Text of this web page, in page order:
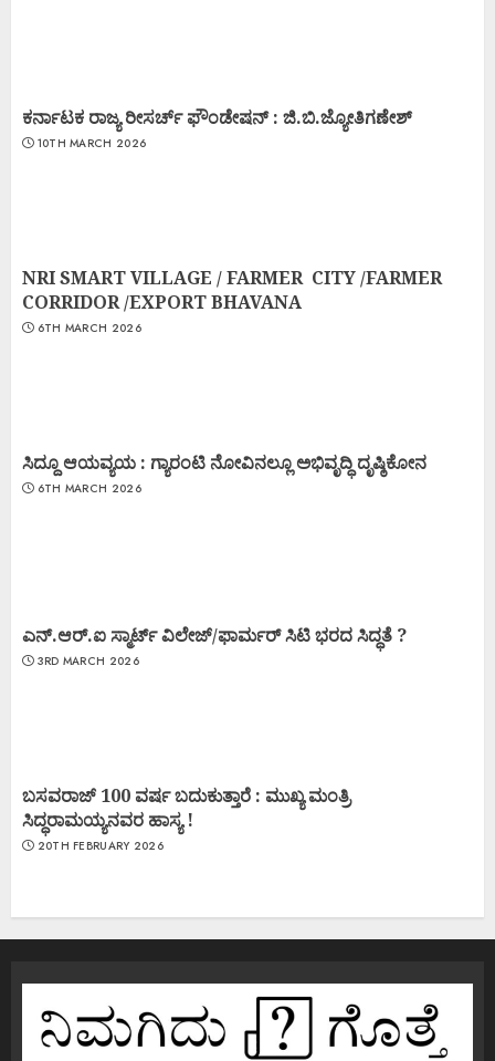
ಕರ್ನಾಟಕ ರಾಜ್ಯ ರೀಸರ್ಚ್ ಫೌಂಡೇಷನ್ : ಜಿ.ಬಿ.ಜ್ಯೋತಿಗಣೇಶ್
10TH MARCH 2026
NRI SMART VILLAGE / FARMER CITY /FARMER
CORRIDOR /EXPORT BHAVANA
6TH MARCH 2026
ಸಿದ್ದೂ ಆಯವ್ಯಯ : ಗ್ಯಾರಂಟಿ ನೋವಿನಲ್ಲೂ ಅಭಿವೃದ್ಧಿ ದೃಷ್ಠಿಕೋನ
6TH MARCH 2026
ಎನ್.ಆರ್.ಐ ಸ್ಮಾರ್ಟ್ ವಿಲೇಜ್/ಫಾರ್ಮರ್ ಸಿಟಿ ಭರದ ಸಿದ್ಧತೆ ?
3RD MARCH 2026
ಬಸವರಾಜ್ 100 ವರ್ಷ ಬದುಕುತ್ತಾರೆ : ಮುಖ್ಯ ಮಂತ್ರಿ
ಸಿದ್ಧರಾಮಯ್ಯನವರ ಹಾಸ್ಯ !
20TH FEBRUARY 2026